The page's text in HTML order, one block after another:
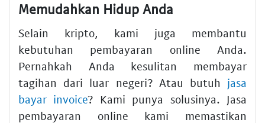
Memudahkan Hidup Anda
Selain kripto, kami juga membantu
kebutuhan pembayaran online Anda.
Pernahkah Anda kesulitan membayar
tagihan dari luar negeri? Atau butuh jasa
bayar invoice? Kami punya solusinya. Jasa
pembayaran online kami memastikan